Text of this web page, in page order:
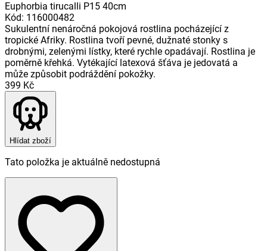
Euphorbia tirucalli P15 40cm
Kód: 116000482
Sukulentní nenáročná pokojová rostlina pocházející z
tropické Afriky. Rostlina tvoří pevné, dužnaté stonky s
drobnými, zelenými lístky, které rychle opadávají. Rostlina je
poměrně křehká. Vytékající latexová šťáva je jedovatá a
může způsobit podráždění pokožky.
399 Kč
Hlídat zboží
Tato položka je aktuálně nedostupná